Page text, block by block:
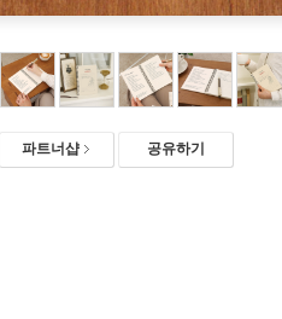
파트너샵 공유하기